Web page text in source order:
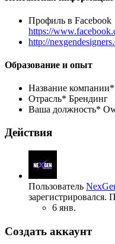
Профиль в Facebook
https://
http://
Образование и опыт
Название компании*
Отрасль* Брендинг
Ваша должность*
Действия
Пользователь
зарегистрировался.
6 янв.
Создать аккаунт